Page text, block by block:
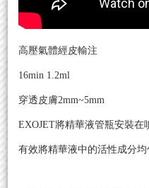
高壓氣體經皮輸注
16min 1.2ml
穿透皮膚2mm~5mm
EXOJET將精華液管瓶安裝在
有效將精華液中的活性成分